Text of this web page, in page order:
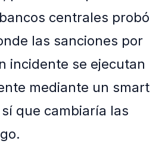
centrales probó
las sanciones por
incidente se ejecutan
mediante un smart
que cambiaría las